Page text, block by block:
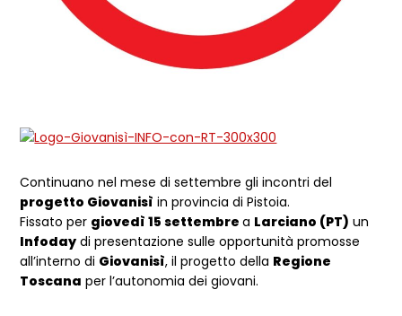
Continuano nel mese di settembre gli incontri del
progetto Giovanisì in provincia di Pistoia.
Fissato per giovedì 15 settembrea Larciano (PT) un
Infoday di presentazione sulle opportunità promosse
all’interno di Giovanisì, il progetto della Regione
Toscana per l’autonomia dei giovani.